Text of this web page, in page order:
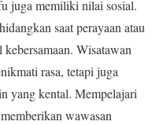
juga memiliki nilai sosial.
saat perayaan atau
Wisatawan
rasa, tetapi juga
yang kental. Mempelajari
wawasan